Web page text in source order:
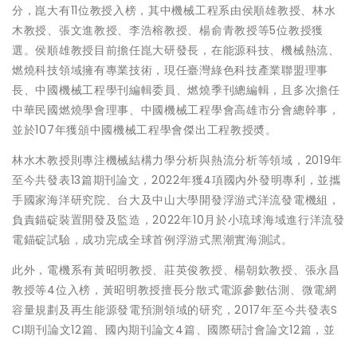
分，崑大有11位教授入榜，其中機械工程系由侯順雄教授、林水
木教授、張文進教授、李浩榕教授、楊俞青教授等5位教授獲
選。侯順雄教授目前擔任崑大研發長，在能源科技、機械熱流、
燃燒科技領域擁有專業技術，現任臺灣綠色科技產業聯盟理事
長、中國機械工程學刊編輯委員、燃燒季刊總編輯，且多次擔任
中華民國燃燒學會理事、中國機械工程學會高雄市分會總幹事，
並於107年獲頒中國機械工程學會傑出工程教授奬。
林水木教授則專注機械結構力學分析與熱流分析等領域，2019年
至今共發表13篇期刊論文，2022年獲4項國內外發明專利，並攜
手國家海洋研究院、台大及中山大學開發浮游式洋流發電機組，
負責錨碇裝置開發及監造，2022年10月於小琉球海域進行洋流發
電錨碇試驗，成功完成全球首例浮游式黑潮實海測試。
此外，電機系有黃昭明教授、莊英俊教授、楊朝欽教授、張永昌
教授等4位入榜，黃昭明教授擅長分散式電源參數估測、微電網
容量規劃及再生能源發電預測領域的研究，2017年至今共發表S
CI期刊論文12篇、國內期刊論文4篇、國際研討會論文12篇，並